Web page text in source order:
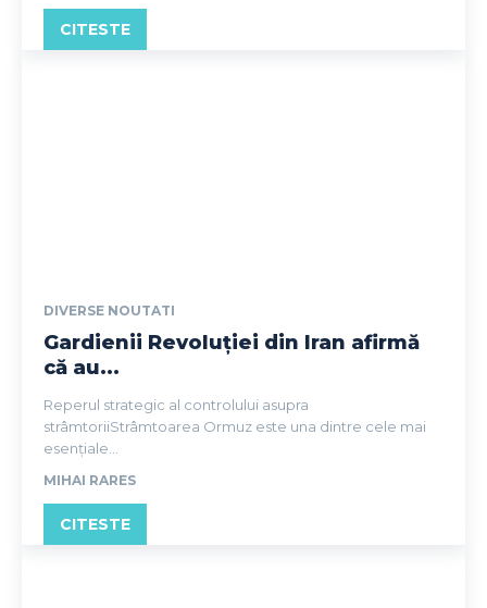
CITESTE
DIVERSE NOUTATI
Gardienii Revoluției din Iran afirmă
că au...
Reperul strategic al controlului asupra
strâmtoriiStrâmtoarea Ormuz este una dintre cele mai
esențiale...
MIHAI RARES
CITESTE